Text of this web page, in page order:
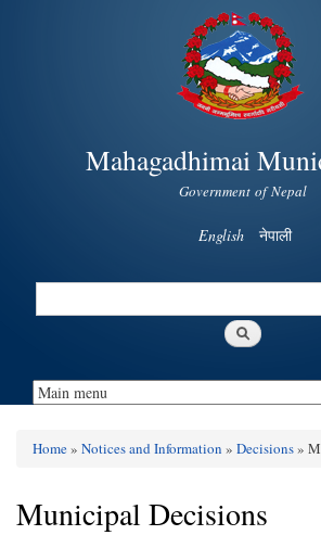
Skip to
main
content
Mahagadhimai
Government of Nepal
English नेपाली
Search
Home» Notices and Information » Decisions»
Municipal Decisions